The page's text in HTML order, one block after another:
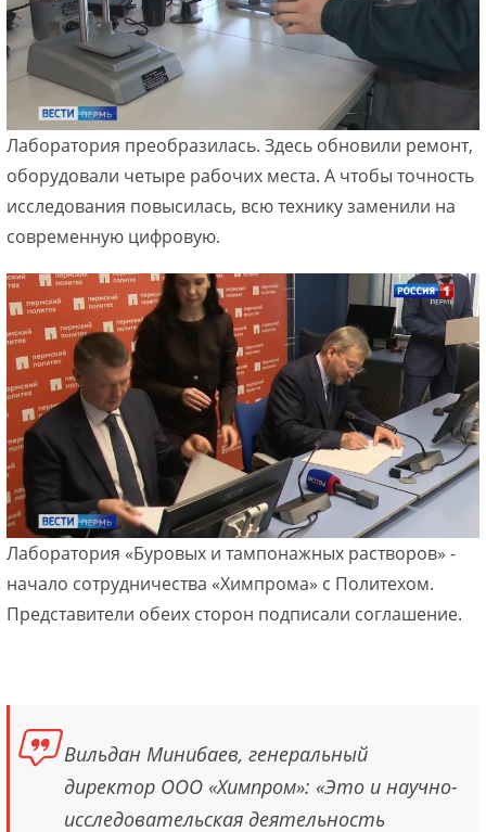
Лаборатория преобразилась. Здесь обновили ремонт,
оборудовали четыре рабочих места. А чтобы точность
исследования повысилась, всю технику заменили на
современную цифровую.
Лаборатория «Буровых и тампонажных растворов» -
начало сотрудничества «Химпрома» с Политехом.
Представители обеих сторон подписали соглашение.
Вильдан Минибаев, генеральный
директор ООО «Химпром»: «Это и научно-
исследовательская деятельность